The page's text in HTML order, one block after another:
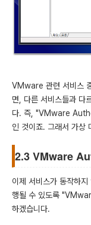
VMware 관련 서비스
면, 다른 서비스들과 다
다. 즉, "VMware
인 것이죠. 그래서 가상
2.3 VMware
이제 서비스가 동작하
행될 수 있도록
하겠습니다.